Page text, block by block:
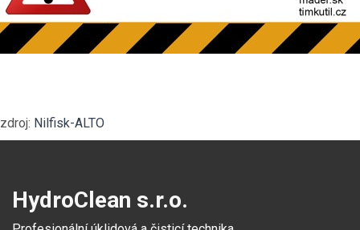
zdroj: Nilfisk-ALTO
HydroClean s.r.o.